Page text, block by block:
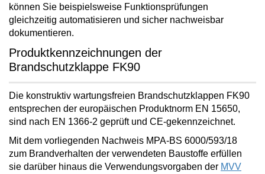
können Sie beispielsweise Funktionsprüfungen
gleichzeitig automatisieren und sicher nachweisbar
dokumentieren.
Produktkennzeichnungen der
Brandschutzklappe FK90
Die konstruktiv wartungsfreien Brandschutzklappen FK90
entsprechen der europäischen Produktnorm EN 15650,
sind nach EN 1366-2 geprüft und CE-gekennzeichnet.
Mit dem vorliegenden Nachweis MPA-BS 6000/593/18
zum Brandverhalten der verwendeten Baustoffe erfüllen
sie darüber hinaus die Verwendungsvorgaben der MVV